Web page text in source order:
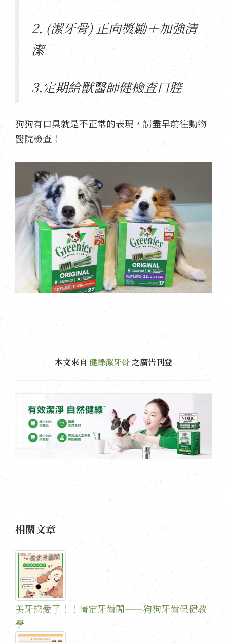
2. (潔牙骨) 正向獎勵＋加強清
潔
3.定期給獸醫師健檢查口腔
狗狗有口臭就是不正常的表現，請盡早前往動物
醫院檢查！
本文來自 健綠潔牙骨之廣告刊登
相關文章
美牙戀愛了！！情定牙齒間——狗狗牙齒保健教
學